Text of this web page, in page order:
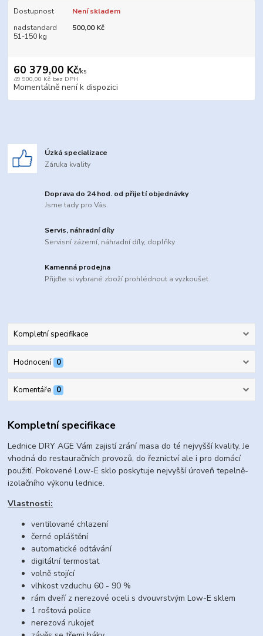
Dostupnost
Není skladem
nadstandard
51-150 kg
500,00 Kč
60 379,00 Kč/ks
49 900,00 Kč bez DPH
Momentálně není k dispozici
Úzká specializace
Záruka kvality
Doprava do 24 hod. od přijetí objednávky
Jsme tady pro Vás.
Servis, náhradní díly
Servisní zázemí, náhradní díly, doplňky
Kamenná prodejna
Přijďte si vybrané zboží prohlédnout a vyzkoušet
Kompletní specifikace
Hodnocení 0
Komentáře 0
Kompletní specifikace
Lednice DRY AGE Vám zajistí zrání masa do té nejvyšší kvality. Je
vhodná do restauračních provozů, do řeznictví ale i pro domácí
použití. Pokovené Low-E sklo poskytuje nejvyšší úroveň tepelně-
izolačního výkonu lednice.
Vlastnosti:
ventilované chlazení
černé opláštění
automatické odtávání
digitální termostat
volně stojící
vlhkost vzduchu 60 - 90 %
rám dveří z nerezové oceli s dvouvrstvým Low-E sklem
1 roštová police
nerezová rukojeť